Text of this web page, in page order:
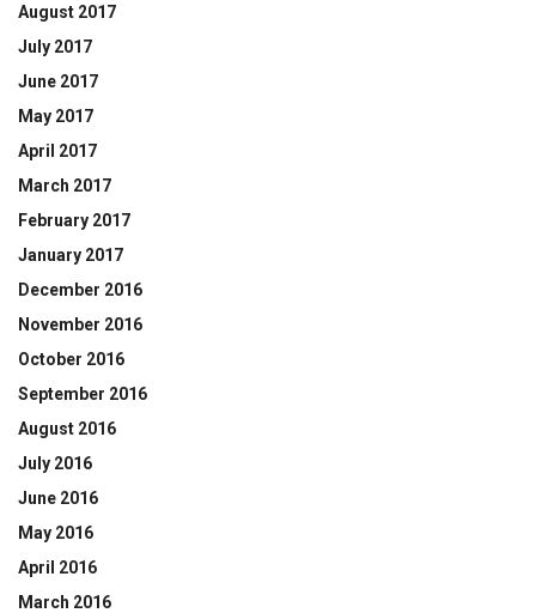
August 2017
July 2017
June 2017
May 2017
April 2017
March 2017
February 2017
January 2017
December 2016
November 2016
October 2016
September 2016
August 2016
July 2016
June 2016
May 2016
April 2016
March 2016